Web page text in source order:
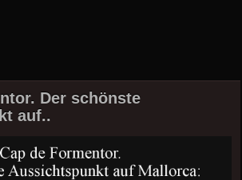
Der schönste
auf..